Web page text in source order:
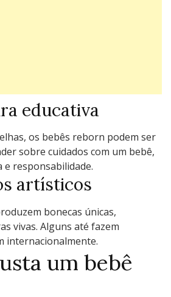
educativa
os bebês reborn podem ser
sobre cuidados com um bebê,
responsabilidade.
artísticos
bonecas únicas,
vivas. Alguns até fazem
internacionalmente.
um bebê